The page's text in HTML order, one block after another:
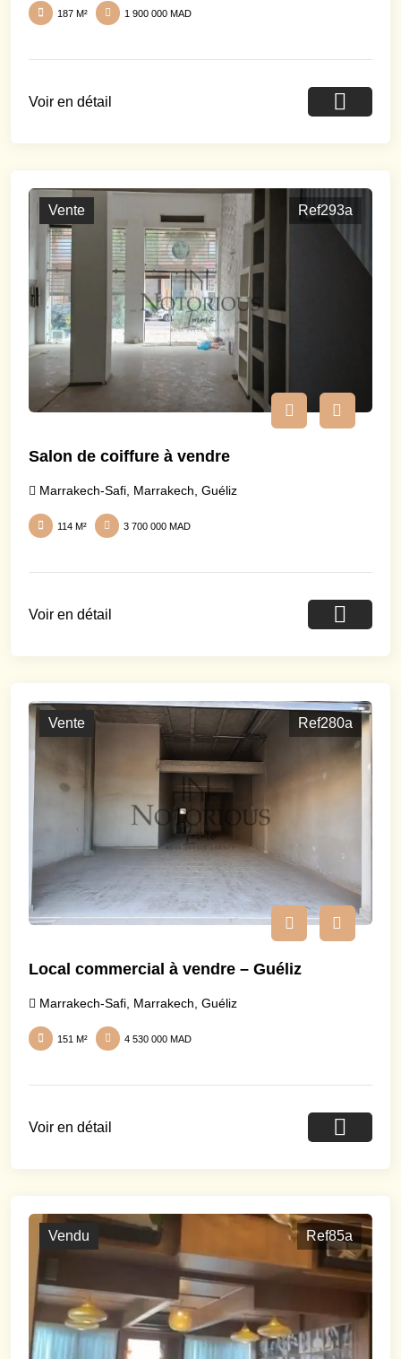
187 M² 1 900 000 MAD
Voir en détail
Vente Ref293a
Salon de coiffure à vendre
Marrakech-Safi, Marrakech, Guéliz
114 M² 3 700 000 MAD
Voir en détail
Vente Ref280a
Local commercial à vendre – Guéliz
Marrakech-Safi, Marrakech, Guéliz
151 M² 4 530 000 MAD
Voir en détail
Vendu Ref85a